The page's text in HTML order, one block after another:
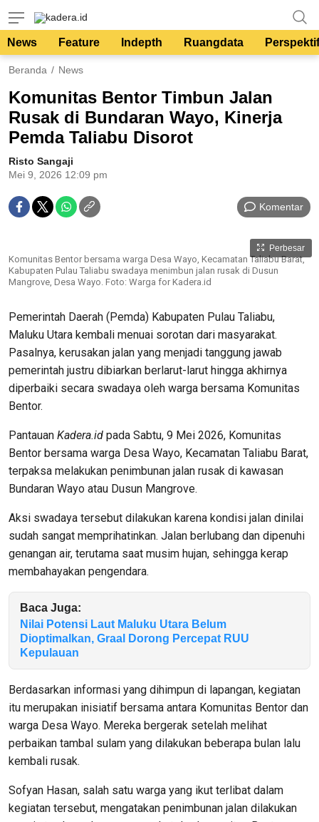
kadera.id
Tempat bertutur
News Feature Indepth Ruangdata Perspektif
Beranda News
Komunitas Bentor Timbun Jalan
Rusak di Bundaran Wayo, Kinerja
Pemda Taliabu Disorot
Risto Sangaji
Mei 9, 2026 12:09 pm
Komentar
Perbesar
Komunitas Bentor bersama warga Desa Wayo, Kecamatan Taliabu Barat,
Kabupaten Pulau Taliabu swadaya menimbun jalan rusak di Dusun
Mangrove, Desa Wayo. Foto: Warga for Kadera.id
Pemerintah Daerah (Pemda) Kabupaten Pulau Taliabu,
Maluku Utara kembali menuai sorotan dari masyarakat.
Pasalnya, kerusakan jalan yang menjadi tanggung jawab
pemerintah justru dibiarkan berlarut-larut hingga akhirnya
diperbaiki secara swadaya oleh warga bersama Komunitas
Bentor.
Pantauan Kadera.id pada Sabtu, 9 Mei 2026, Komunitas
Bentor bersama warga Desa Wayo, Kecamatan Taliabu Barat,
terpaksa melakukan penimbunan jalan rusak di kawasan
Bundaran Wayo atau Dusun Mangrove.
Aksi swadaya tersebut dilakukan karena kondisi jalan dinilai
sudah sangat memprihatinkan. Jalan berlubang dan dipenuhi
genangan air, terutama saat musim hujan, sehingga kerap
membahayakan pengendara.
Baca Juga:
Nilai Potensi Laut Maluku Utara Belum
Dioptimalkan, Graal Dorong Percepat RUU
Kepulauan
Berdasarkan informasi yang dihimpun di lapangan, kegiatan
itu merupakan inisiatif bersama antara Komunitas Bentor dan
warga Desa Wayo. Mereka bergerak setelah melihat
perbaikan tambal sulam yang dilakukan beberapa bulan lalu
kembali rusak.
Sofyan Hasan, salah satu warga yang ikut terlibat dalam
kegiatan tersebut, mengatakan penimbunan jalan dilakukan